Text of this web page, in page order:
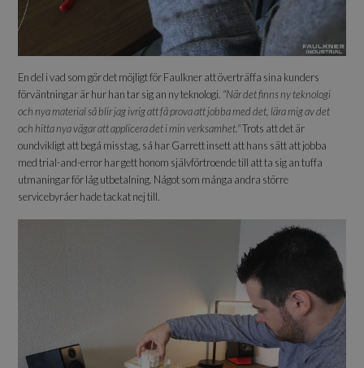
En del i vad som gör det möjligt för Faulkner att överträffa sina kunders
förväntningar är hur han tar sig an ny teknologi. "När det finns ny teknologi
och nya material så blir jag ivrig att få prova att jobba med det, lära mig av det
och hitta nya vägar att applicera det i min verksamhet."Trots att det är
oundvikligt att begå misstag, så har Garrett insett att hans sätt att jobba
med trial-and-error har gett honom självförtroende till att ta sig an tuffa
utmaningar för låg utbetalning. Något som många andra större
servicebyråer hade tackat nej till.